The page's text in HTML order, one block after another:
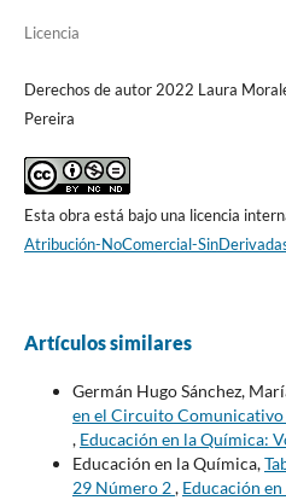
Licencia
Derechos de autor 2022 Laura
Pereira
Esta obra está bajo una licencia
Atribución-NoComercial-
Artículos similares
Germán Hugo Sánchez,
en el Circuito Comunicativo
, Educación en la Química:
Educación en la Química,
29 Número 2, Educación